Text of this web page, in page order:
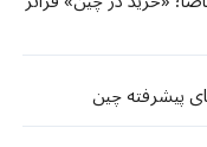
پیشرفته چین